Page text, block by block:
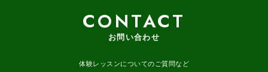
CONTACT
お問い合わせ
体験レッスンについてのご質問など